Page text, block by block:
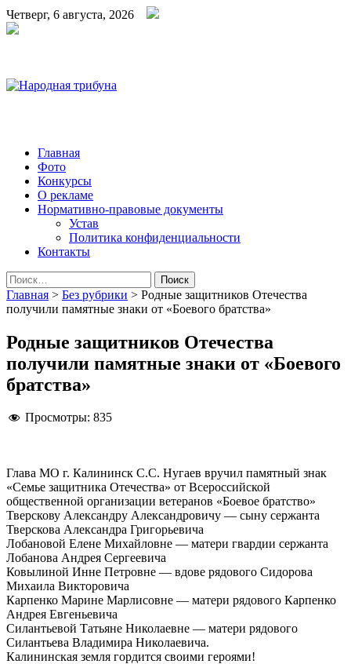
Четверг, 6 августа, 2026
Народная трибуна
Калининская районная газета
Главная
Фото
Конкурсы
О рекламе
Нормативно-правовые документы
Устав
Политика конфиденциальности
Контакты
Найти:
Главная > Без рубрики > Родные защитников Отечества
получили памятные знаки от «Боевого братства»
Родные защитников Отечества
получили памятные знаки от «Боевого
братства»
Просмотры: 835
Глава МО г. Калининск С.С. Нугаев вручил памятный знак
«Семье защитника Отечества» от Всероссийской
общественной организации ветеранов «Боевое братство»
Тверскову Александру Александровичу — сыну сержанта
Тверскова Александра Григорьевича
Лобановой Елене Михайловне — матери гвардии сержанта
Лобанова Андрея Сергеевича
Ковылиной Инне Петровне — вдове рядового Сидорова
Михаила Викторовича
Карпенко Марине Марлисовне — матери рядового Карпенко
Андрея Евгеньевича
Силантьевой Татьяне Николаевне — матери рядового
Силантьева Владимира Николаевича.
Калининская земля гордится своими героями!